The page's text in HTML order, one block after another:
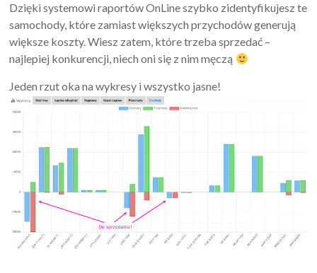
Dzięki systemowi raportów OnLine szybko zidentyfikujesz te
samochody, które zamiast większych przychodów generują
większe koszty. Wiesz zatem, które trzeba sprzedać –
najlepiej konkurencji, niech oni się z nim męczą
Jeden rzut oka na wykresy i wszystko jasne!